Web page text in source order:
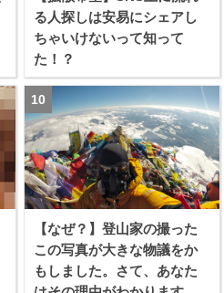
る人探しは安易にシェアし
ちゃいけないって知って
た！？
【なぜ？】登山家の撮った
この写真が大きな物議をか
もしました。さて、あなた